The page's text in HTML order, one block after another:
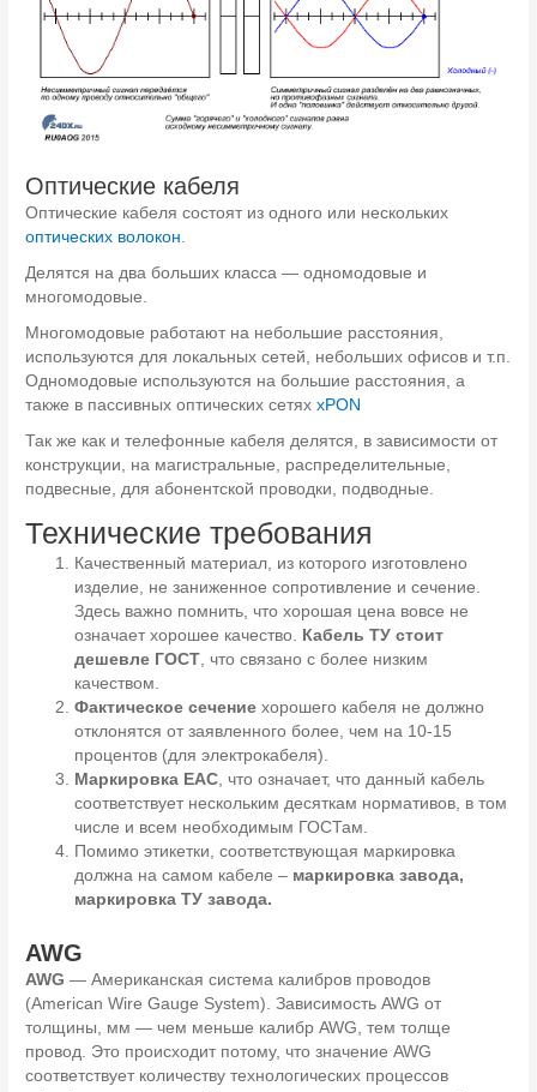
Оптические кабеля
Оптические кабеля состоят из одного или нескольких
оптических волокон
Делятся на два больших класса — одномодовые и
многомодовые.
Многомодовые работают на небольшие расстояния,
используются для локальных сетей, небольших офисов и т.п.
Одномодовые используются на большие расстояния, а
также в пассивных оптических сетяхxPON
Так же как и телефонные кабеля делятся, в зависимости от
конструкции, на магистральные, распределительные,
подвесные, для абонентской проводки, подводные.
Технические требования
Качественный материал, из которого изготовлено
изделие, не заниженное сопротивление и сечение.
Здесь важно помнить, что хорошая цена вовсе не
означает хорошее качество. Кабель ТУ стоит
дешевле ГОСТ, что связано с более низким
качеством.
Фактическое сечение хорошего кабеля не должно
отклонятся от заявленного более, чем на 10-15
процентов (для электрокабеля).
Маркировка ЕАС, что означает, что данный кабель
соответствует нескольким десяткам нормативов, в том
числе и всем необходимым ГОСТам.
Помимо этикетки, соответствующая маркировка
должна на самом кабеле – маркировка завода,
маркировка ТУ завода.
AWG
AWG — Американская система калибров проводов
(American Wire Gauge System). Зависимость AWG от
толщины, мм — чем меньше калибр AWG, тем толще
провод. Это происходит потому, что значение AWG
соответствует количеству технологических процессов